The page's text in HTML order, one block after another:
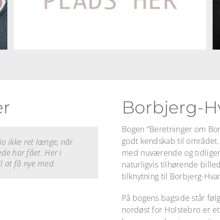
ikke ret længe, når
har fået. Her i
at få nye med.
har vi det i rigelige
er ikke bare
som man
Der er faktisk rigtig
være sig selv og alle
mange foreninger,
på kryds og tværs
skal man bare åbne
eller i hallen, hvor det
plads til.
Borbjerg-
Bogen “Beretninger om
godt kendskab til
med nuværende og
naturligvis tilhørende
tilknytning til Borbjerg-
På bogens bagside står
nordøst for Holstebro er